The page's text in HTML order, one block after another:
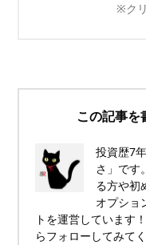
※ク
この記事を
投資歴7
さ」です
る方や初
オプショ
トを運営しています
らフォローしてみて